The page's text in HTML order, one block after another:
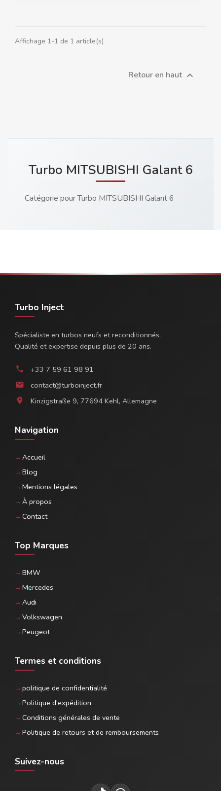
Affichage 1-1 de 1 article(s)
Retour en haut 
Turbo MITSUBISHI Galant 6
Catégorie pour Turbo MITSUBISHI Galant 6
Turbo Inject
Spécialiste en turbos neufs et reconditionnés.
Qualité et expertise depuis plus de 20 ans.
phone +33 7 59 61 98 91
email contact@turboinject.fr
location_on Kinzigstraße 9, 77694 Kehl, Allemagne
Navigation
Accueil
Blog
Mentions légales
À propos
Contact
Top Marques
BMW
Mercedes
Audi
Volkswagen
Peugeot
Termes et conditions
politique de confidentialité
Politique d'expédition
Conditions générales de vente
Politique de retours et de remboursements
Suivez-nous